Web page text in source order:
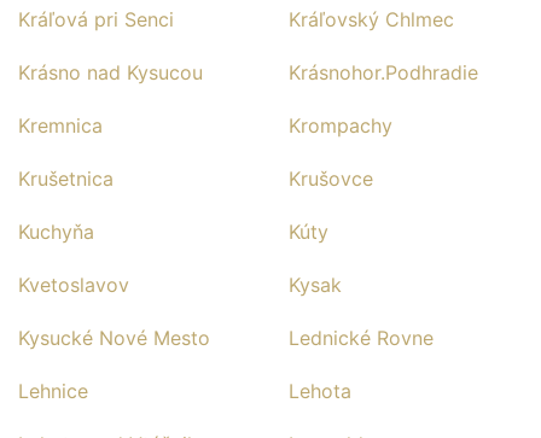
Kráľová pri Senci Kráľovský Chlmec
Krásno nad Kysucou Krásnohor.Podhradie
Kremnica Krompachy
Krušetnica Krušovce
Kuchyňa Kúty
Kvetoslavov Kysak
Kysucké Nové Mesto Lednické Rovne
Lehnice Lehota